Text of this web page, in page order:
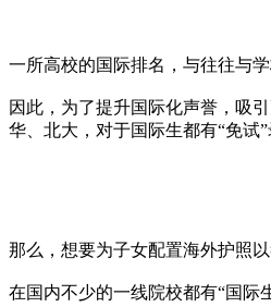
一所高校的国际排名，与往往与
因此，为了提升国际化声誉，吸
华、北大，对于国际生都有“免试”
那么，想要为子女配置海外护照
在国内不少的一线院校都有“国际